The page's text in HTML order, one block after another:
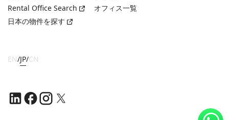
Rental Office Search
オフィス一覧
日本の物件を探す
EN/JP/CN